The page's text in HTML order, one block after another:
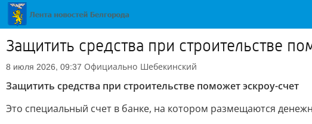
Защитить средства при строительстве
8 июля 2026, 09:37 Официально Шебекинский
Защитить средства при строительстве поможет эскроу-счет
Это специальный счет в банке, на котором размещаются